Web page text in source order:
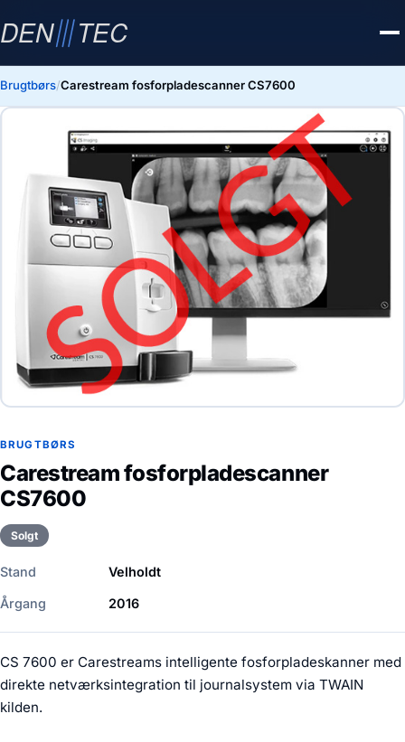
Brugtbørs/Carestream fosforpladescanner CS7600
BRUGTBØRS
Carestream fosforpladescanner
CS7600
Solgt
Stand Velholdt
Årgang 2016
CS 7600 er Carestreams intelligente fosforpladeskanner med
direkte netværksintegration til journalsystem via TWAIN
kilden.